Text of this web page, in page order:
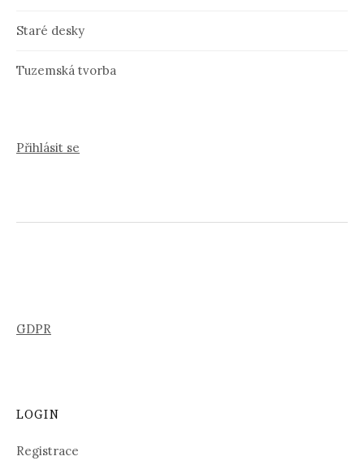
Staré desky
Tuzemská tvorba
Přihlásit se
GDPR
LOGIN
Registrace